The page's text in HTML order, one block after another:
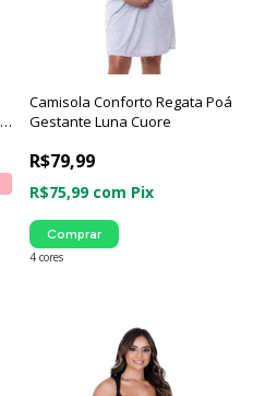
Camisola Conforto Regata Poá
Gestante Luna Cuore
R$79,99
R$75,99 com Pix
4 cores
Comprar